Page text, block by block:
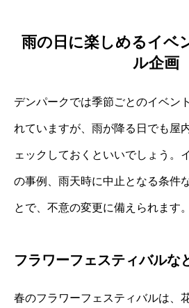
雨の日に楽しめるイベ
ル企画
デンパークでは季節ごとのイベン
れていますが、雨が降る日でも屋
ェックしておくといいでしょう。
の事例、雨天時に中止となる条件
とで、不意の変更に備えられます。
フラワーフェスティバルな
春のフラワーフェスティバルは、